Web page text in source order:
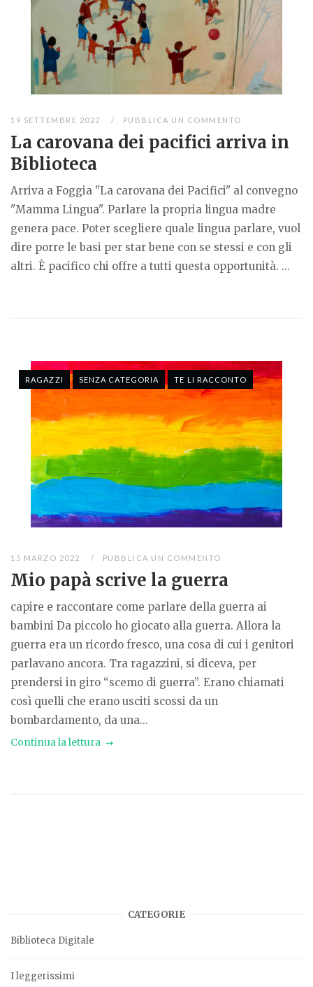
19 SETTEMBRE 2022 PUBBLICA UN COMMENTO
La carovana dei pacifici arriva in
Biblioteca
Arriva a Foggia "La carovana dei Pacifici" al convegno
"Mamma Lingua". Parlare la propria lingua madre
genera pace. Poter scegliere quale lingua parlare, vuol
dire porre le basi per star bene con se stessi e con gli
altri. È pacifico chi offre a tutti questa opportunità. ...
RAGAZZI SENZA CATEGORIA TE LI RACCONTO
15 MARZO 2022 PUBBLICA UN COMMENTO
Mio papà scrive la guerra
capire e raccontare come parlare della guerra ai
bambini Da piccolo ho giocato alla guerra. Allora la
guerra era un ricordo fresco, una cosa di cui i genitori
parlavano ancora. Tra ragazzini, si diceva, per
prendersi in giro “scemo di guerra”. Erano chiamati
così quelli che erano usciti scossi da un
bombardamento, da una...
Continua la lettura
CATEGORIE
Biblioteca Digitale
I leggerissimi